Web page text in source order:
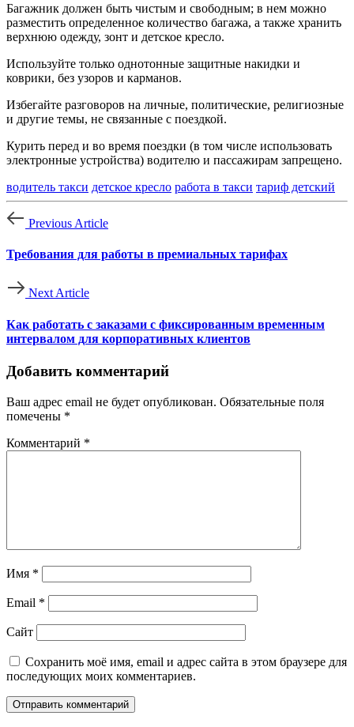
Багажник должен быть чистым и свободным; в нем можно
разместить определенное количество багажа, а также хранить
верхнюю одежду, зонт и детское кресло.
Используйте только однотонные защитные накидки и
коврики, без узоров и карманов.
Избегайте разговоров на личные, политические, религиозные
и другие темы, не связанные с поездкой.
Курить перед и во время поездки (в том числе использовать
электронные устройства) водителю и пассажирам запрещено.
водитель такси детское кресло работа в такси тариф детский
Previous Article
Требования для работы в премиальных тарифах
Next Article
Как работать с заказами с фиксированным временным
интервалом для корпоративных клиентов
Добавить комментарий
Ваш адрес email не будет опубликован. Обязательные поля
помечены *
Комментарий *
Имя *
Email *
Сайт
Сохранить моё имя, email и адрес сайта в этом браузере для
последующих моих комментариев.